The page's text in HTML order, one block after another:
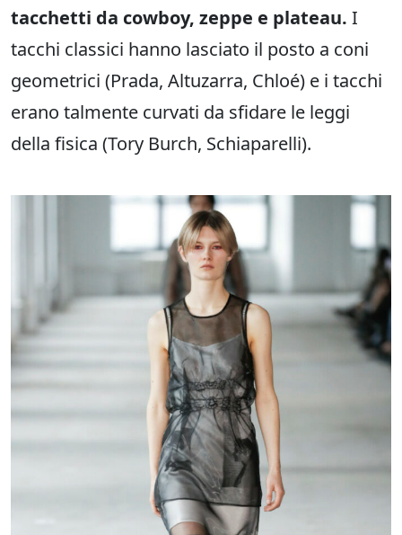
tacchetti da cowboy, zeppe e plateau. I
tacchi classici hanno lasciato il posto a coni
geometrici (Prada, Altuzarra, Chloé) e i tacchi
erano talmente curvati da sfidare le leggi
della fisica (Tory Burch, Schiaparelli).